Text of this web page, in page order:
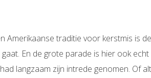
Amerikaanse traditie voor kerstmis is
En de grote parade is hier ook
langzaam zijn intrede genomen. Of